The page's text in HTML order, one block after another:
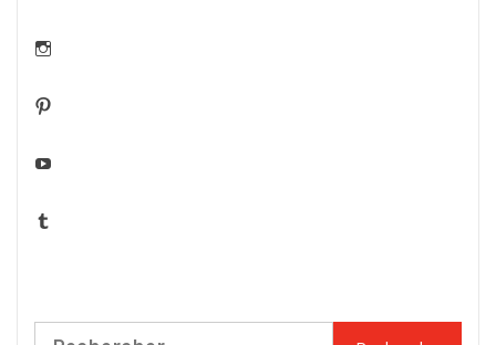
Instagram
Pinterest
YouTube
Tumblr
Rechercher :